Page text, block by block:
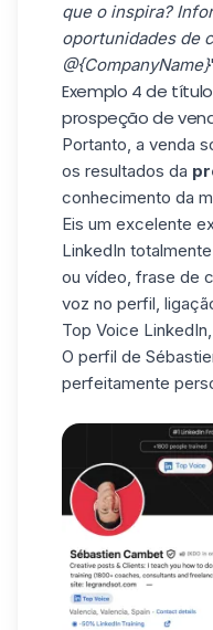
que o inspira?
oportunidades de
@{CompanyName}
Exemplo 4 de
prospeção de
Portanto, a venda
os resultados da
conhecimento da
Eis um excelente
LinkedIn
ou vídeo, frase de
voz no perfil,
Top Voice
O perfil de
perfeitamente